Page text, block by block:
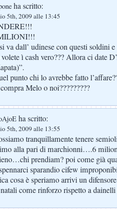
ha scritto:
5th, 2009 alle 13:45
va dall’ udinese con questi soldini
ì cash vero??? Allora ci date
punto chi lo avrebbe fatto
Melo o noi?????????
ha scritto:
5th, 2009 alle 13:55
tranquillamente tenere
alla pari di marchionni….6
prendiam? poi come già
sparandio cifew
cosa è speriamo arrivi un
come rinforzo rispetto a